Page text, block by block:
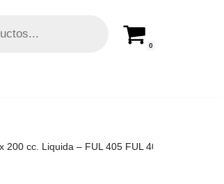
0
cc. Liquida – FUL 405 FUL 408 FULL